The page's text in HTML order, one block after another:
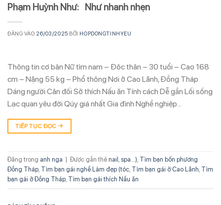
Phạm Huỳnh Như: Như nhanh nhẹn
ĐĂNG VÀO 26/03/2025 BỞI HOPDONGTINHYEU
Thông tin cơ bản Nữ tìm nam – Độc thân – 30 tuổi – Cao 168
cm – Nặng 55 kg – Phổ thông Nơi ở Cao Lãnh, Đồng Tháp
Dáng người Cân đối Sở thích Nấu ăn Tính cách Dễ gần Lối sống
Lạc quan yêu đời Qúy giá nhất Gia đình Nghề nghiệp…
TIẾP TỤC ĐỌC →
Đăng trong anh nga Được gắn thẻ nail , spa...), Tìm bạn bốn phương
Đồng Tháp, Tìm bạn gái nghề Làm đẹp (tóc, Tìm bạn gái ở Cao Lãnh, Tìm
bạn gái ở Đồng Tháp, Tìm bạn gái thích Nấu ăn